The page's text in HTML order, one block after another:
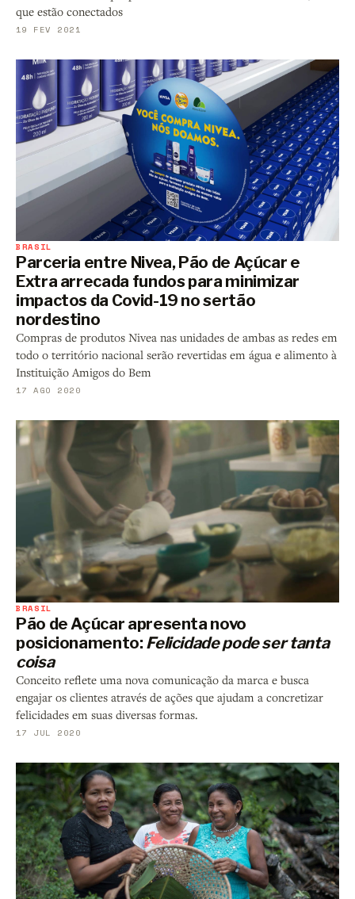
que estão conectados
19 FEV 2021
BRASIL
Parceria entre Nivea, Pão de Açúcar e
Extra arrecada fundos para minimizar
impactos da Covid-19 no sertão
nordestino
Compras de produtos Nivea nas unidades de ambas as redes em
todo o território nacional serão revertidas em água e alimento à
Instituição Amigos do Bem
17 AGO 2020
BRASIL
Pão de Açúcar apresenta novo
posicionamento:Felicidade pode ser tanta
coisa
Conceito reflete uma nova comunicação da marca e busca
engajar os clientes através de ações que ajudam a concretizar
felicidades em suas diversas formas.
17 JUL 2020